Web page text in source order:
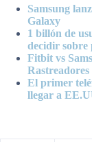
Samsung
Galaxy
1 billón de
decidir sobre
Fitbit vs
Rastreadores
El primer
llegar a